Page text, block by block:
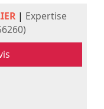
| Expertise